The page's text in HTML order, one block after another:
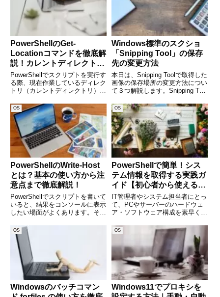
です。そんなときに役立つ
て、パスワ
PowerShellのGet-
Locationコマンドを徹底解
説！カレントディレクトリ
の取得と活用方法
PowerShellでスクリプトを実行す
る際、現在作業しているディレク
トリ（カレントディレクトリ）を
ために使用するのがGet-Location
コマンドです。このコマンドを使
えば、現在の作業ディレクトリを
取得した
Windows標準のスクショ
「Snipping Tool」の保存
先の変更方法
本日は、Snipping Toolで取得した
画像の保存場所の変更方法につい
て３つ解説します。Snipping Tool
されているアプリで「画面全
体」、「アクティブウィンド
ウ」、「自由形式の領域」をキャ
プチ
OS
PowerShellのWrite-Host
とは？基本の使い方から注
意点まで徹底解説！
PowerShellでスクリプトを書いて
いると、結果をコンソールに表示
したい場面がよくあります。そん
Hostコマンドです。直感的に使
える便利なコマンドですが、実は
使い方に注意が必要な場面もあり
ます。この記
OS
PowerShellで簡単！シス
テム情報を取得する実践ガ
イド【初心者から使えるコ
マンド例付き】
IT管理者やシステム担当者にとっ
て、PCやサーバーのハードウェ
ア・ソフトウェア構成を素早く把
作業です。そんな時に活用できる
のが、Windows標準のスクリプト
言語「PowerShell」。この記事で
は、Powe
OS
Windowsのバッチコマン
OS
Windows11でプロキシを